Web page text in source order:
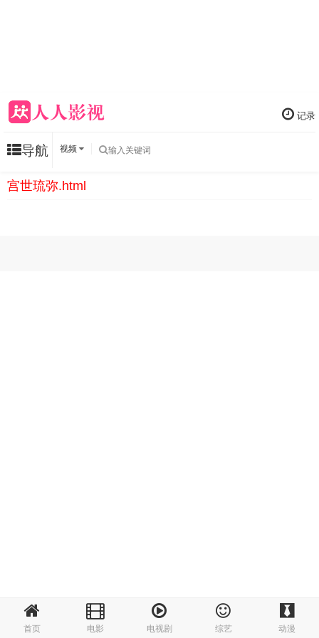
记录
导航 视频
首页 电影 电视剧 综艺 动漫
宫世琉弥.html